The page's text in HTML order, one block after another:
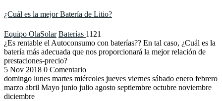
¿Cuál es la mejor Batería de Litio?
Equipo OlaSolar Baterías 1121
¿Es rentable el Autoconsumo con baterías?? En tal caso, ¿Cuál es la
batería más adecuada que nos proporcionará la mejor relación de
prestaciones-precio?
5 Nov 2018 0 Comentario
domingo lunes martes miércoles jueves viernes sábado enero febrero
marzo abril Mayo junio julio agosto septiembre octubre noviembre
diciembre